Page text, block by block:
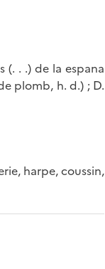
(. . .) de la espana
plomb, h. d.) ; D.
harpe, coussin,